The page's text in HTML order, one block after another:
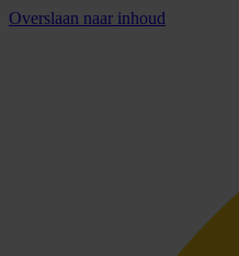
Overslaan naar inhoud